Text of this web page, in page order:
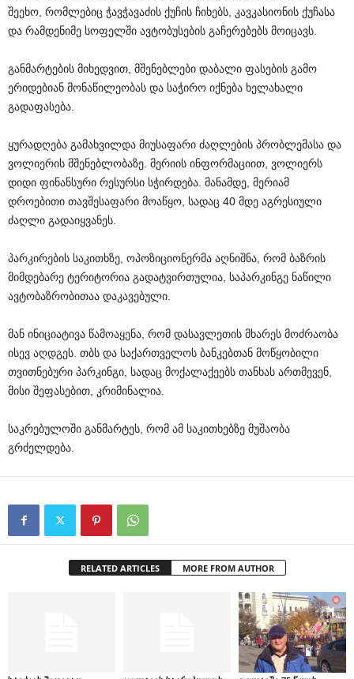
შეეხო, რომლებიც ჭავჭავაძის ქუჩის ჩიხებს, კავკასიონის ქუჩასა
და რამდენიმე სოფელში ავტობუსების გაჩერებებს მოიცავს.
განმარტების მიხედვით, მშენებლები დაბალი ფასების გამო
ერიდებიან მონაწილეობას და საჭირო იქნება ხელახალი
გადაფასება.
ყურადღება გამახვილდა მიუსაფარი ძაღლების პრობლემასა და
ვოლიერის მშენებლობაზე. მერიის ინფორმაციით, ვოლიერს
დიდი ფინანსური რესურსი სჭირდება. მანამდე, მერიამ
დროებითი თავშესაფარი მოაწყო, სადაც 40 მდე აგრესიული
ძაღლი გადაიყვანეს.
პარკირების საკითხზე, ოპოზიციონერმა აღნიშნა, რომ ბაზრის
მიმდებარე ტერიტორია გადატვირთულია, საპარკინგე ნაწილი
ავტობაზრობითაა დაკავებული.
მან ინიციატივა წამოაყენა, რომ დასავლეთის მხარეს მოძრაობა
ისევ აღდგეს. თბს და საქართველოს ბანკებთან მოწყობილი
თვითნებური პარკინგი, სადაც მოქალაქეებს თანხას ართმევენ,
მისი შეფასებით, კრიმინალია.
საკრებულოში განმარტეს, რომ ამ საკითხებზე მუშაობა
გრძელდება.
RELATED ARTICLES MORE FROM AUTHOR